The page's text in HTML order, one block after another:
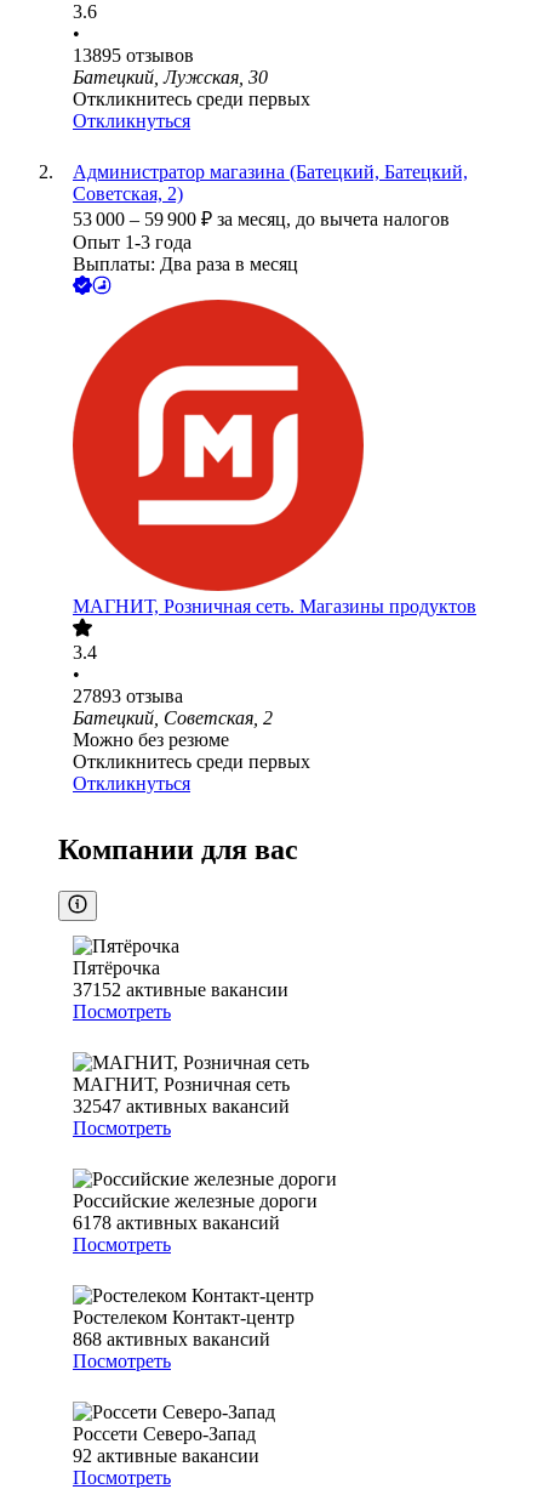
3.6
•
13895 отзывов
Батецкий, Лужская, 30
Откликнитесь среди первых
Откликнуться
Администратор магазина (Батецкий, Батецкий,
Советская, 2)
53 000 – 59 900 ₽ за месяц, до вычета налогов
Опыт 1-3 года
Выплаты: Два раза в месяц
МАГНИТ, Розничная сеть. Магазины продуктов
3.4
•
27893 отзыва
Батецкий, Советская, 2
Можно без резюме
Откликнитесь среди первых
Откликнуться
Компании для вас
Пятёрочка
37152 активные вакансии
Посмотреть
МАГНИТ, Розничная сеть
32547 активных вакансий
Посмотреть
Российские железные дороги
6178 активных вакансий
Посмотреть
Ростелеком Контакт-центр
868 активных вакансий
Посмотреть
Россети Северо-Запад
92 активные вакансии
Посмотреть